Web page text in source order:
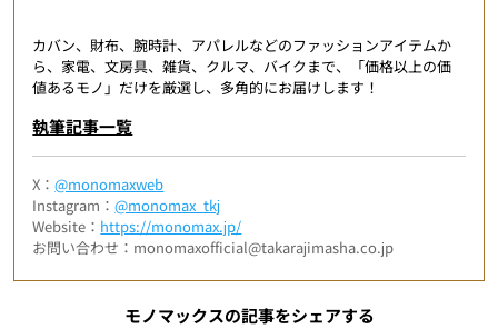
カバン、財布、腕時計、アパレルなどのファッションアイテムか
ら、家電、文房具、雑貨、クルマ、バイクまで、「価格以上の価
値あるモノ」だけを厳選し、多角的にお届けします！
執筆記事一覧
X：@monomaxweb
Instagram：@monomax_tkj
Website： https://monomax.jp/
お問い合わせ：monomaxofficial@takarajimasha.co.jp
モノマックスの記事をシェアする